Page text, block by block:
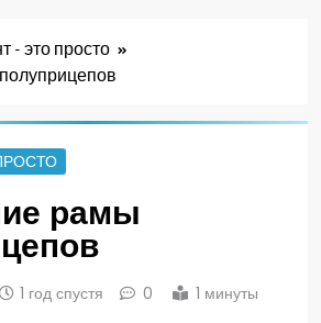
- это просто
рамы
1 год спустя 0 1 минуты